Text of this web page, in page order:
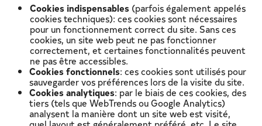
Cookies indispensables (parfois également appelés
cookies techniques): ces cookies sont nécessaires
pour un fonctionnement correct du site. Sans ces
cookies, un site web peut ne pas fonctionner
correctement, et certaines fonctionnalités peuvent
ne pas être accessibles.
Cookies fonctionnels: ces cookies sont utilisés pour
sauvegarder vos préférences lors de la visite du site.
Cookies analytiques: par le biais de ces cookies, des
tiers (tels que WebTrends ou Google Analytics)
analysent la manière dont un site web est visité,